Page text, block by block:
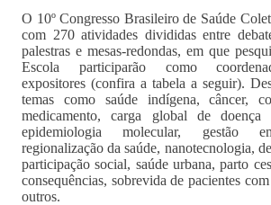
O 10º Congresso Brasileiro de Saúde
com 270 atividades divididas entre
palestras e mesas-redondas, em que
Escola participarão como
expositores (confira a tabela a seguir).
temas como saúde indígena, câncer,
medicamento, carga global de
epidemiologia molecular, gestão
regionalização da saúde, nanotecnologia,
participação social, saúde urbana, parto
consequências, sobrevida de pacientes
outros.